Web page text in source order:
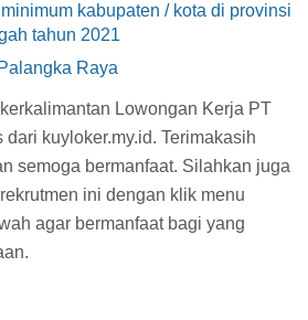
kabupaten / kota di provinsi
tahun 2021
Raya
Lowongan Kerja PT
dari kuyloker.my.id. Terimakasih
semoga bermanfaat. Silahkan juga
ini dengan klik menu
agar bermanfaat bagi yang